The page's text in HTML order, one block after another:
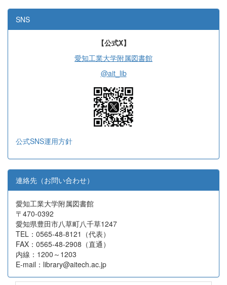
SNS
【公式X】
愛知工業大学附属図書館
@ait_lib
公式SNS運用方針
連絡先（お問い合わせ）
愛知工業大学附属図書館
〒470-0392
愛知県豊田市八草町八千草1247
TEL：0565-48-8121（代表）
FAX：0565-48-2908（直通）
内線：1200～1203
E-mail：library@aitech.ac.jp